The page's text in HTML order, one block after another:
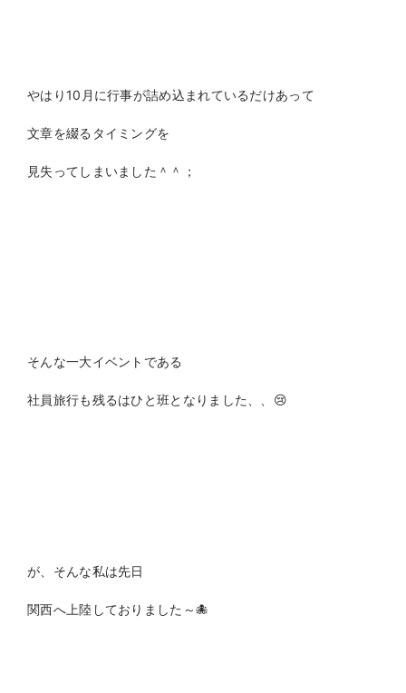
やはり10月に行事が詰め込まれているだけあって
文章を綴るタイミングを
見失ってしまいました＾＾；
そんな一大イベントである
社員旅行も残るはひと班となりました、、😢
が、そんな私は先日
関西へ上陸しておりました～🐙